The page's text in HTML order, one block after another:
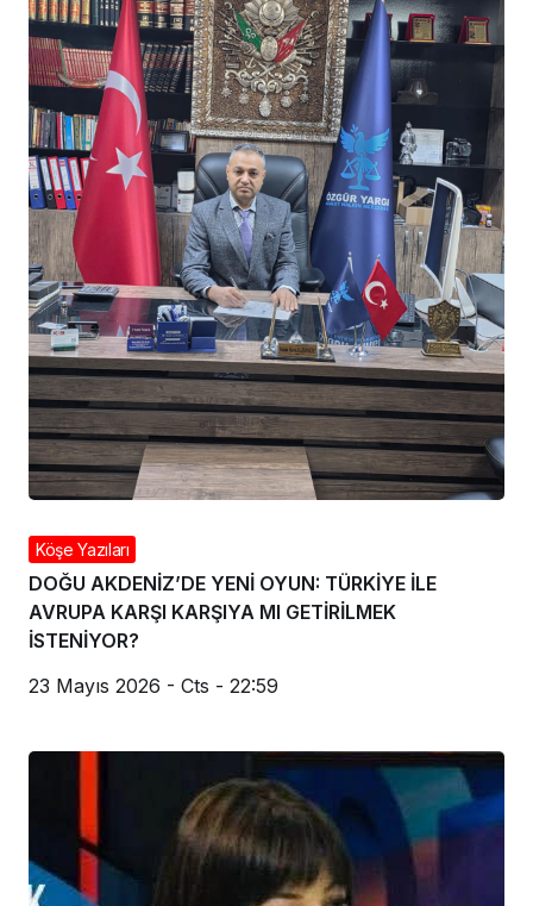
Köşe Yazıları
DOĞU AKDENİZ’DE YENİ OYUN: TÜRKİYE İLE
AVRUPA KARŞI KARŞIYA MI GETİRİLMEK
İSTENİYOR?
23 Mayıs 2026 - Cts - 22:59